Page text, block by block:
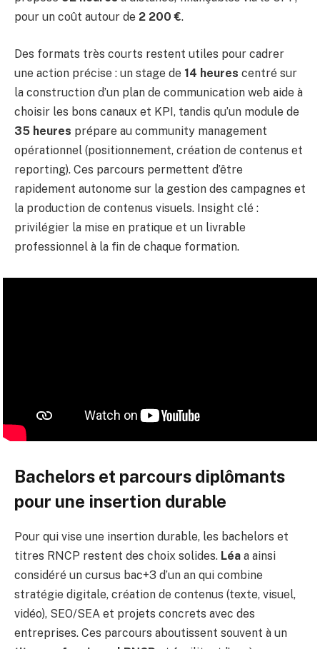
pour un coût autour de 2 200 €.
Des formats très courts restent utiles pour cadrer
une action précise : un stage de 14 heures centré sur
la construction d’un plan de communication web aide à
choisir les bons canaux et KPI, tandis qu’un module de
35 heures prépare au community management
opérationnel (positionnement, création de contenus et
reporting). Ces parcours permettent d’être
rapidement autonome sur la gestion des campagnes et
la production de contenus visuels. Insight clé :
privilégier la mise en pratique et un livrable
professionnel à la fin de chaque formation.
Bachelors et parcours diplômants
pour une insertion durable
Pour qui vise une insertion durable, les bachelors et
titres RNCP restent des choix solides. Léa a ainsi
considéré un cursus bac+3 d’un an qui combine
stratégie digitale, création de contenus (texte, visuel,
vidéo), SEO/SEA et projets concrets avec des
entreprises. Ces parcours aboutissent souvent à un